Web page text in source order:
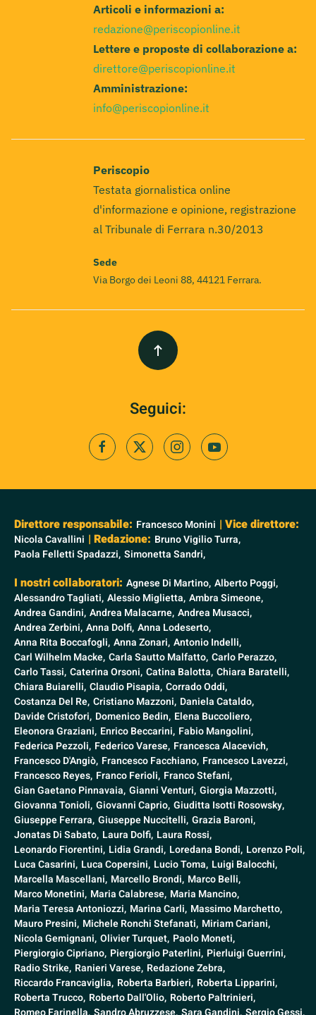
Articoli e informazioni a:
redazione@periscopionline.it
Lettere e proposte di collaborazione a:
direttore@periscopionline.it
Amministrazione:
info@periscopionline.it
Periscopio
Testata giornalistica online
d'informazione e opinione, registrazione
al Tribunale di Ferrara n.30/2013
Sede
Via Borgo dei Leoni 88, 44121 Ferrara.
Seguici:
Direttore responsabile: Francesco Monini | Vice direttore:
Nicola Cavallini | Redazione: Bruno Vigilio Turra,
Paola Felletti Spadazzi, Simonetta Sandri,
I nostri collaboratori: Agnese Di Martino, Alberto Poggi,
Alessandro Tagliati, Alessio Miglietta, Ambra Simeone,
Andrea Gandini, Andrea Malacarne, Andrea Musacci,
Andrea Zerbini, Anna Dolfi, Anna Lodeserto,
Anna Rita Boccafogli, Anna Zonari, Antonio Indelli,
Carl Wilhelm Macke, Carla Sautto Malfatto, Carlo Perazzo,
Carlo Tassi, Caterina Orsoni, Catina Balotta, Chiara Baratelli,
Chiara Buiarelli, Claudio Pisapia, Corrado Oddi,
Costanza Del Re, Cristiano Mazzoni, Daniela Cataldo,
Davide Cristofori, Domenico Bedin, Elena Buccoliero,
Eleonora Graziani, Enrico Beccarini, Fabio Mangolini,
Federica Pezzoli, Federico Varese, Francesca Alacevich,
Francesco D'Angiò, Francesco Facchiano, Francesco Lavezzi,
Francesco Reyes, Franco Ferioli, Franco Stefani,
Gian Gaetano Pinnavaia, Gianni Venturi, Giorgia Mazzotti,
Giovanna Tonioli, Giovanni Caprio, Giuditta Isotti Rosowsky,
Giuseppe Ferrara, Giuseppe Nuccitelli, Grazia Baroni,
Jonatas Di Sabato, Laura Dolfi, Laura Rossi,
Leonardo Fiorentini, Lidia Grandi, Loredana Bondi, Lorenzo Poli,
Luca Casarini, Luca Copersini, Lucio Toma, Luigi Balocchi,
Marcella Mascellani, Marcello Brondi, Marco Belli,
Marco Monetini, Maria Calabrese, Maria Mancino,
Maria Teresa Antoniozzi, Marina Carli, Massimo Marchetto,
Mauro Presini, Michele Ronchi Stefanati, Miriam Cariani,
Nicola Gemignani, Olivier Turquet, Paolo Moneti,
Piergiorgio Cipriano, Piergiorgio Paterlini, Pierluigi Guerrini,
Radio Strike, Ranieri Varese, Redazione Zebra,
Riccardo Francaviglia, Roberta Barbieri, Roberta Lipparini,
Roberta Trucco, Roberto Dall'Olio, Roberto Paltrinieri,